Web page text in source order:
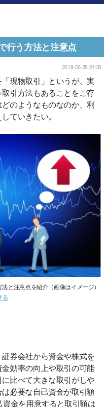
行う方法と注意点
2018-06-28 21:33
現物取引」というが、実
引方法もあることをご存
のようなものなのか、利
ていきたい。
と注意点を紹介（画像はイメージ）
る
券会社から資金や株式を
効率の向上や取引の可能
比べて大きな取引がしや
必要な自己資金が取引額
金を用意すると取引額は